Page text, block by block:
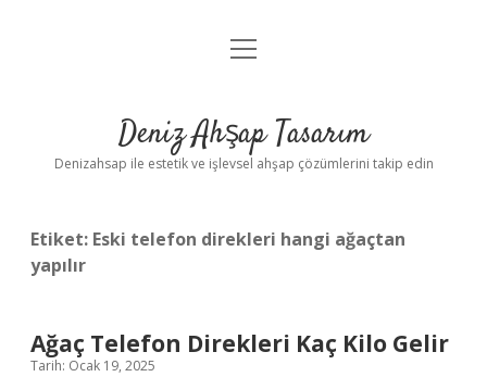
Anasayfa
Yasal Uyarı
menüyü
Deniz Ahşap Tasarım
Denizahsap ile estetik ve işlevsel ahşap çözümlerini takip edin
Etiket: Eski telefon direkleri hangi ağaçtan
yapılır
Ağaç Telefon Direkleri Kaç Kilo Gelir
Tarih: Ocak 19, 2025